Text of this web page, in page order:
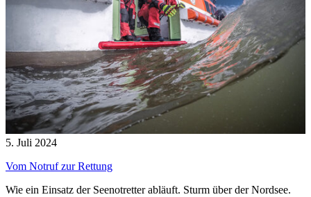
5. Juli 2024
Vom Notruf zur Rettung
Wie ein Einsatz der Seenotretter abläuft. Sturm über der Nordsee.